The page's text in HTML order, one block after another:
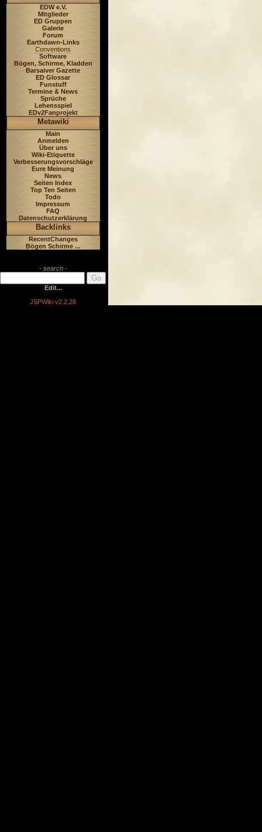
EDW e.V.
Mitglieder
ED Gruppen
Galerie
Forum
Earthdawn-Links
Conventions
Software
Bögen, Schirme, Kladden
Barsaiver Gazette
ED Glossar
Funstuff
Termine & News
Sprüche
Lehensspiel
EDv2Fanprojekt
Metawiki
Main
Anmelden
Über uns
Wiki-Etiquette
Verbesserungsvorschläge
Eure Meinung
News
Seiten Index
Top Ten Seiten
Todo
Impressum
FAQ
Datenschutzerklärung
Backlinks
RecentChanges
Bögen Schirme ...
- search -
Edit...
JSPWiki v2.2.28